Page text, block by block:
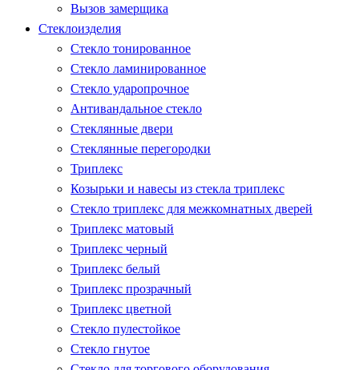
Вызов замерщика
Стеклоизделия
Стекло тонированное
Стекло ламинированное
Стекло ударопрочное
Антивандальное стекло
Стеклянные двери
Стеклянные перегородки
Триплекс
Козырьки и навесы из стекла триплекс
Стекло триплекс для межкомнатных дверей
Триплекс матовый
Триплекс черный
Триплекс белый
Триплекс прозрачный
Триплекс цветной
Стекло пулестойкое
Стекло гнутое